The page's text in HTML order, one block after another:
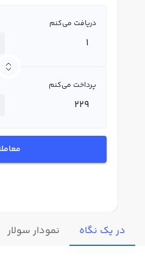
دریافت می‌کنم
پرداخت می‌کنم
در یک نگاه نمودار سولار